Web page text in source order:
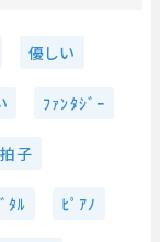
優しい
ﾌｧﾝﾀｼﾞｰ
子
ﾀﾙ ﾋﾟｱﾉ